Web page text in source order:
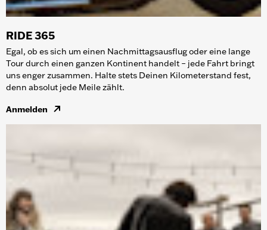
RIDE 365
Egal, ob es sich um einen Nachmittagsausflug oder eine lange
Tour durch einen ganzen Kontinent handelt – jede Fahrt bringt
uns enger zusammen. Halte stets Deinen Kilometerstand fest,
denn absolut jede Meile zählt.
Anmelden